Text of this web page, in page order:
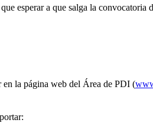
esperar a que salga la
la página web del Área de PDI (